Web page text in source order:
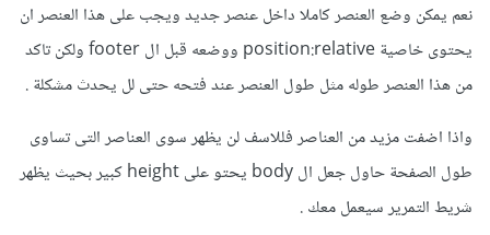
نعم يمكن وضع العنصر كاملا داخل عنصر جديد ويجب على هذا العنصر ان
يحتوى خاصية position:relative ووضعه قبل ال footer ولكن تاكد
من هذا العنصر طوله مثل طول العنصر عند فتحه حتى لل يحدث مشكلة .
واذا اضفت مزيد من العناصر فللاسف لن يظهر سوى العناصر التى تساوى
طول الصفحة حاول جعل ال body يحتو على height كبير بحيث يظهر
شريط التمرير سيعمل معك .